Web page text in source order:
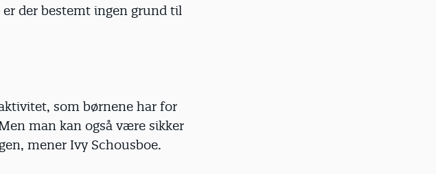
der bestemt ingen grund til
som børnene har for
man kan også være sikker
mener Ivy Schousboe.